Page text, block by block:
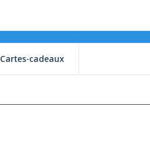
Cartes-cadeaux